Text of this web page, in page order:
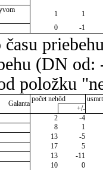
1
1
0 -1
času
(DN
položku
Galanta
počet nehôd
+/-
2
-4
8
1
13
-5
17
5
13
-11
10
0